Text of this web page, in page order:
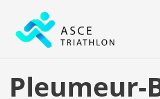
contenu
Pleumeur-